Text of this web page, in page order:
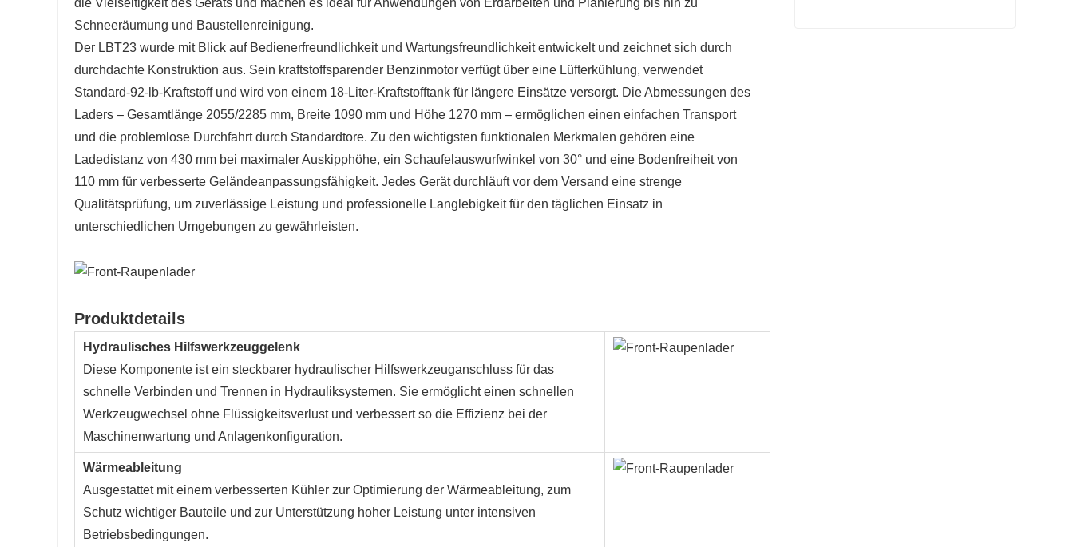
die Vielseitigkeit des Geräts und machen es ideal für Anwendungen von Erdarbeiten und Planierung bis hin zu
Schneeräumung und Baustellenreinigung.
Der LBT23 wurde mit Blick auf Bedienerfreundlichkeit und Wartungsfreundlichkeit entwickelt und zeichnet sich durch
durchdachte Konstruktion aus. Sein kraftstoffsparender Benzinmotor verfügt über eine Lüfterkühlung, verwendet
Standard-92-lb-Kraftstoff und wird von einem 18-Liter-Kraftstofftank für längere Einsätze versorgt. Die Abmessungen des
Laders – Gesamtlänge 2055/2285 mm, Breite 1090 mm und Höhe 1270 mm – ermöglichen einen einfachen Transport
und die problemlose Durchfahrt durch Standardtore. Zu den wichtigsten funktionalen Merkmalen gehören eine
Ladedistanz von 430 mm bei maximaler Auskipphöhe, ein Schaufelauswurfwinkel von 30° und eine Bodenfreiheit von
110 mm für verbesserte Geländeanpassungsfähigkeit. Jedes Gerät durchläuft vor dem Versand eine strenge
Qualitätsprüfung, um zuverlässige Leistung und professionelle Langlebigkeit für den täglichen Einsatz in
unterschiedlichen Umgebungen zu gewährleisten.
Produktdetails
Hydraulisches Hilfswerkzeuggelenk
Diese Komponente ist ein steckbarer hydraulischer Hilfswerkzeuganschluss für das
schnelle Verbinden und Trennen in Hydrauliksystemen. Sie ermöglicht einen schnellen
Werkzeugwechsel ohne Flüssigkeitsverlust und verbessert so die Effizienz bei der
Maschinenwartung und Anlagenkonfiguration.
Wärmeableitung
Ausgestattet mit einem verbesserten Kühler zur Optimierung der Wärmeableitung, zum
Schutz wichtiger Bauteile und zur Unterstützung hoher Leistung unter intensiven
Betriebsbedingungen.